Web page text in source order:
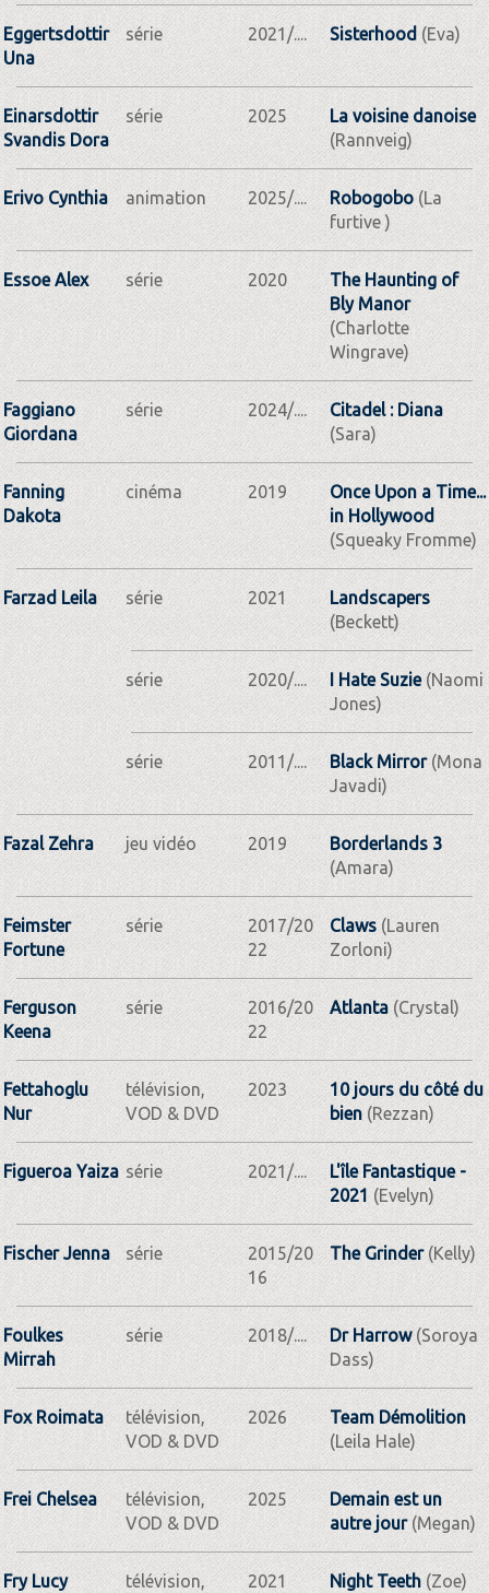
Eggertsdottir
Una
série 2021/.... Sisterhood(Eva)
Einarsdottir
Svandis Dora
série 2025
La voisine danoise
(Rannveig)
Erivo Cynthia animation 2025/.... Robogobo(La
furtive )
Essoe Alex série 2020
The Haunting of
Bly Manor
(Charlotte
Wingrave)
Faggiano
Giordana
série 2024/....
Citadel : Diana
(Sara)
Fanning
Dakota
cinéma 2019
Once Upon a Time...
in Hollywood
(Squeaky Fromme)
Farzad Leila série 2021
Landscapers
(Beckett)
série 2020/.... I Hate Suzie(Naomi
Jones)
série 2011/.... Black Mirror(Mona
Javadi)
Fazal Zehra jeu vidéo 2019
Borderlands 3
(Amara)
Feimster
Fortune
série
2017/20
22
Claws(Lauren
Zorloni)
Ferguson
Keena
série
2016/20
22
Atlanta(Crystal)
Fettahoglu
Nur
télévision,
VOD & DVD
2023
10 jours du côté du
bien(Rezzan)
Figueroa Yaiza série 2021/....
L'île Fantastique -
2021(Evelyn)
Fischer Jenna série
2015/20
16
The Grinder(Kelly)
Foulkes
Mirrah
série 2018/.... Dr Harrow(Soroya
Dass)
Fox Roimata
télévision,
VOD & DVD
2026
Team Démolition
(Leila Hale)
Frei Chelsea
télévision,
VOD & DVD
2025
Demain est un
autre jour(Megan)
Fry Lucy
télévision,
2021 Night Teeth(Zoe)